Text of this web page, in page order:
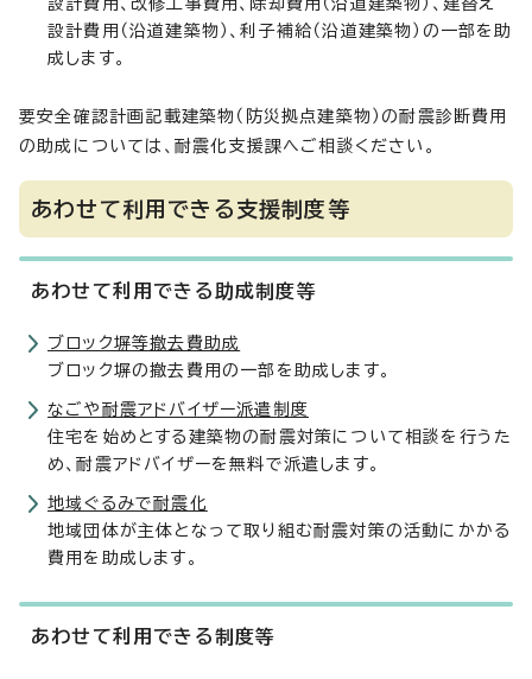
設計費用、改修工事費用、除却費用（沿道建築物）、建替え
設計費用（沿道建築物）、利子補給（沿道建築物）の一部を助
成します。
要安全確認計画記載建築物（防災拠点建築物）の耐震診断費用
の助成については、耐震化支援課へご相談ください。
あわせて利用できる支援制度等
あわせて利用できる助成制度等
ブロック塀等撤去費助成
ブロック塀の撤去費用の一部を助成します。
なごや耐震アドバイザー派遣制度
住宅を始めとする建築物の耐震対策について相談を行うた
め、耐震アドバイザーを無料で派遣します。
地域ぐるみで耐震化
地域団体が主体となって取り組む耐震対策の活動にかかる
費用を助成します。
あわせて利用できる制度等